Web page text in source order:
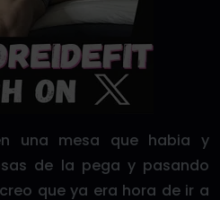
una mesa que habia y
de la pega y pasando
que ya era hora de ir a